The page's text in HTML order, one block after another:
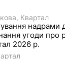
Квартал
надрами
угоди про
2026 р.